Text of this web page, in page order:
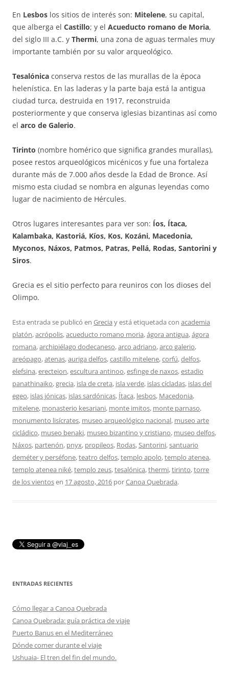
En Lesbos los sitios de interés son: Mitelene, su capital,
que alberga el Castillo; y el Acueducto romano de Moria,
del siglo III a.C. y Thermi, una zona de aguas termales muy
importante también por su valor arqueológico.
Tesalónica conserva restos de las murallas de la época
helenística. En las laderas y la parte baja está la antigua
ciudad turca, destruida en 1917, reconstruida
posteriormente y que conserva iglesias bizantinas así como
el arco de Galerio.
Tirinto (nombre homérico que significa grandes murallas),
posee restos arqueológicos micénicos y fue una fortaleza
durante más de 7.000 años desde la Edad de Bronce. Así
mismo esta ciudad se nombra en algunas leyendas como
lugar de nacimiento de Hércules.
Otros lugares interesantes para ver son: Íos, Ítaca,
Kalambaka, Kastoriá, Kíos, Kos, Kozáni, Macedonia,
Myconos, Náxos, Patmos, Patras, Pellá, Rodas, Santorini y
Siros.
Grecia es el sitio perfecto para reuniros con los dioses del
Olimpo.
Esta entrada se publicó en Grecia y está etiquetada con academia
platón,acrópolis,acueducto romano moria,ágora antigua,ágora
romana,archipiélago dodecaneso,arco adriano,arco galerio,
areópago,atenas,auriga delfos,castillo mitelene,corfú,delfos,
elefsina,erecteion,escultura antinoo,esfinge de naxos,estadio
panathinaiko,grecia, isla de creta, isla verde, islas cícladas, islas del
egeo, islas jónicas, islas sardónicas, Ítaca, lesbos, Macedonia,
mitelene, monasterio kesariani, monte imitos, monte parnaso,
monumento lisícrates, museo arqueológico nacional, museo arte
cicládico, museo benaki, museo bizantino y cristiano, museo delfos,
Náxos, partenón, pnyx, propileos, Rodas,Santorini,santuario
deméter y perséfone,teatro delfos,templo apolo,templo atenea,
templo atenea niké,templo zeus,tesalónica,thermi,tirinto,torre
de los vientosen 17 agosto, 2016 porCanoa Quebrada.
ENTRADAS RECIENTES
Cómo llegar a Canoa Quebrada
Canoa Quebrada: guía práctica de viaje
Puerto Banus en el Mediterráneo
Dónde comer durante el viaje
Ushuaia- El tren del fin del mundo.